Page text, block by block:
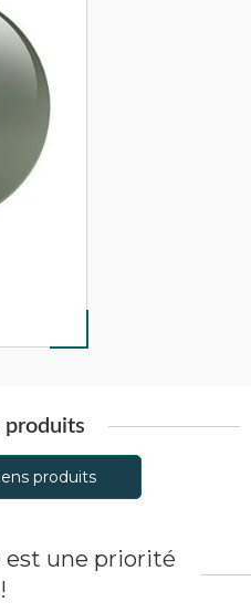
produits
produits
est une priorité
!